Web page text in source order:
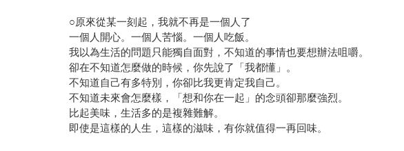
○原來從某一刻起，我就不再是一個人了
一個人開心。一個人苦惱。一個人吃飯。
我以為生活的問題只能獨自面對，不知道的事情也要想辦法咀嚼。
卻在不知道怎麼做的時候，你先說了「我都懂」。
不知道自己有多特別，你卻比我更肯定我自己。
不知道未來會怎麼樣，「想和你在一起」的念頭卻那麼強烈。
比起美味，生活多的是複雜難解。
即使是這樣的人生，這樣的滋味，有你就值得一再回味。